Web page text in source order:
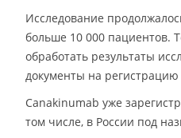
Исследование
больше 10 000 пациентов.
обработать результаты
документы на
Canakinumab уже
том числе, в России под